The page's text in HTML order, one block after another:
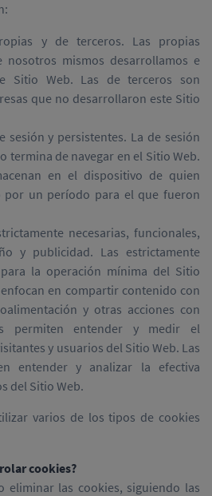
y de terceros. Las propias
nosotros mismos desarrollamos e
Sitio Web. Las de terceros son
que no desarrollaron este Sitio
sesión y persistentes. La de sesión
termina de navegar en el Sitio Web.
en el dispositivo de quien
por un período para el que fueron
necesarias, funcionales,
y publicidad. Las estrictamente
la operación mínima del Sitio
en compartir contenido con
y otras acciones con
permiten entender y medir el
y usuarios del Sitio Web. Las
entender y analizar la efectiva
del Sitio Web.
varios de los tipos de cookies
cookies?
eliminar las cookies, siguiendo las